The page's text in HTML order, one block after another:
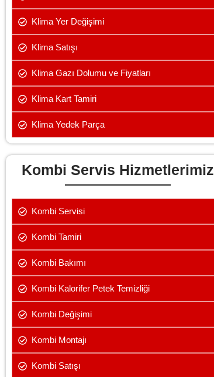
Klima Yer Değişimi
Klima Satışı
Klima Gazı Dolumu ve Fiyatları
Klima Kart Tamiri
Klima Yedek Parça
Kombi Servis Hizmetlerimiz
Kombi Servisi
Kombi Tamiri
Kombi Bakımı
Kombi Kalorifer Petek Temizliği
Kombi Değişimi
Kombi Montajı
Kombi Satışı